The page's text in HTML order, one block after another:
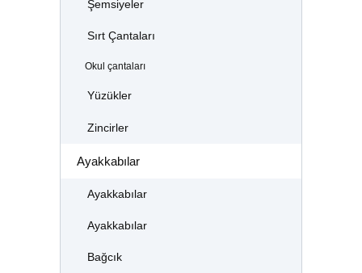
Şemsiyeler
Sırt Çantaları
Okul çantaları
Yüzükler
Zincirler
Ayakkabılar
Ayakkabılar
Ayakkabılar
Bağcık